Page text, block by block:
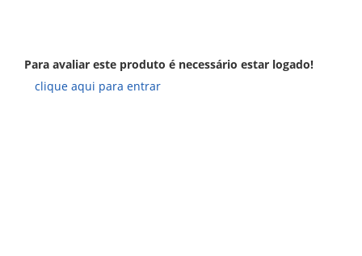
Para avaliar este produto é necessário estar logado!
clique aqui para entrar